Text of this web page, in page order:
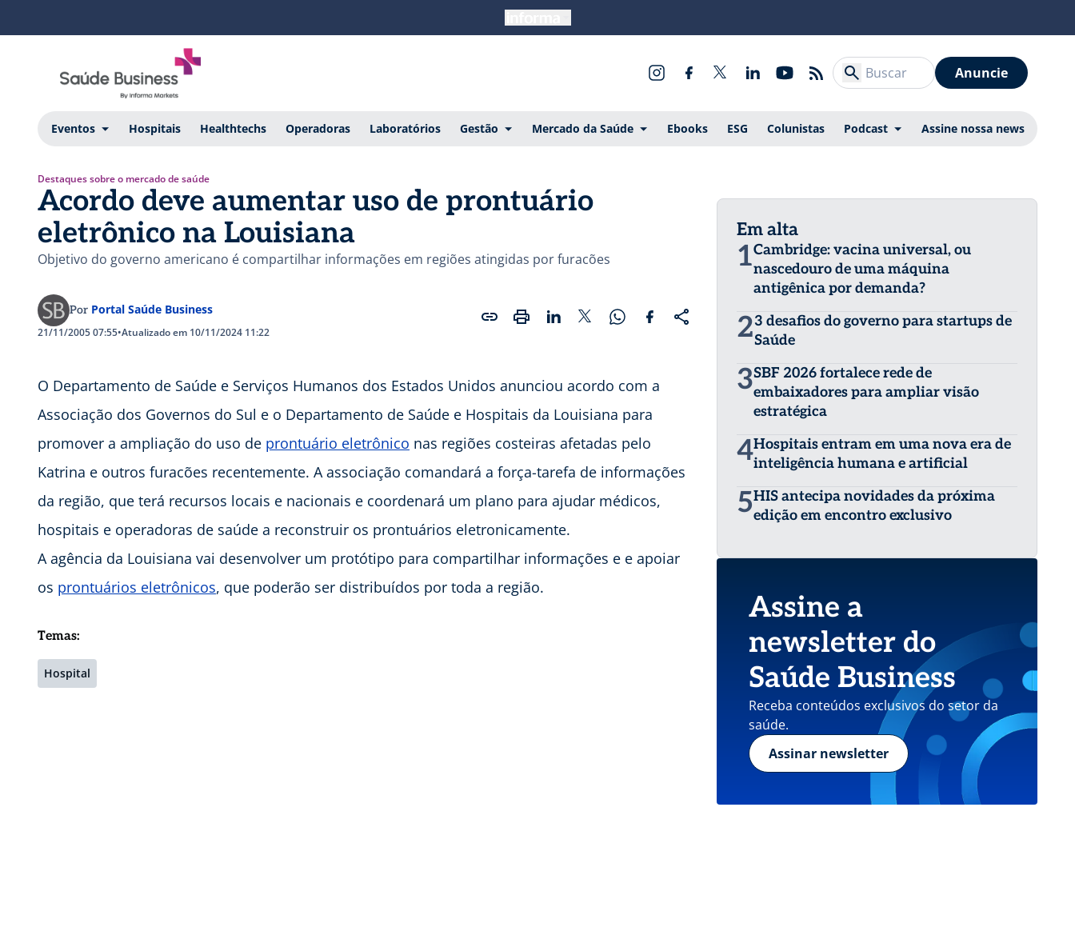
Anuncie
Eventos Hospitais Healthtechs Operadoras Laboratórios Gestão Mercado da Saúde Ebooks ESG Colunistas Podcast Assine nossa news
Destaques sobre o mercado de saúde
Acordo deve aumentar uso de prontuário
eletrônico na Louisiana
Objetivo do governo americano é compartilhar informações em regiões atingidas por furacões
Por Portal Saúde Business
21/11/2005 07:55•Atualizado em 10/11/2024 11:22
O Departamento de Saúde e Serviços Humanos dos Estados Unidos anunciou acordo com a
Associação dos Governos do Sul e o Departamento de Saúde e Hospitais da Louisiana para
promover a ampliação do uso de prontuário eletrônico nas regiões costeiras afetadas pelo
Katrina e outros furacões recentemente. A associação comandará a força-tarefa de informações
da região, que terá recursos locais e nacionais e coordenará um plano para ajudar médicos,
hospitais e operadoras de saúde a reconstruir os prontuários eletronicamente.
A agência da Louisiana vai desenvolver um protótipo para compartilhar informações e e apoiar
os prontuários eletrônicos, que poderão ser distribuídos por toda a região.
Temas:
Hospital
Em alta
1Cambridge: vacina universal, ou
nascedouro de uma máquina
antigênica por demanda?
23 desafios do governo para startups de
Saúde
3SBF 2026 fortalece rede de
embaixadores para ampliar visão
estratégica
4Hospitais entram em uma nova era de
inteligência humana e artificial
5HIS antecipa novidades da próxima
edição em encontro exclusivo
Assine a
newsletter do
Saúde Business
Receba conteúdos exclusivos do setor da
saúde.
Assinar newsletter